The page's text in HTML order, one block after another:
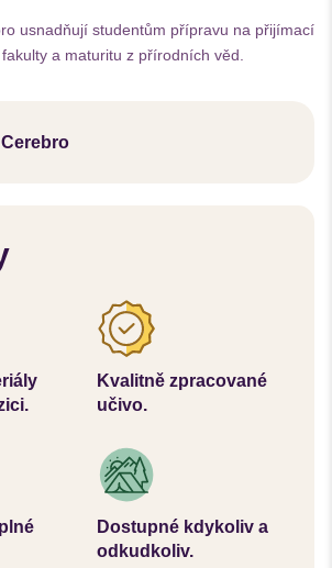
Kvalitně zpracované
učivo.
Dostupné kdykoliv a
odkudkoliv.
usnadňují studentům přípravu na přijímací
a maturitu z přírodních věd.